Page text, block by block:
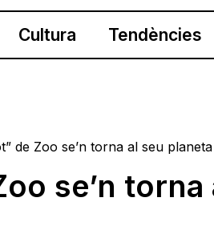
Cultura Tendències
de Zoo se’n torna al seu
se’n torna